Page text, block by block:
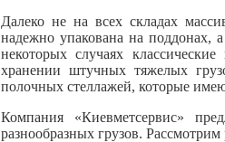
Далеко не на всех складах
надежно упакована на поддонах,
некоторых случаях
хранении штучных тяжелых
полочных стеллажей, которые
Компания «Киевметсервис»
разнообразных грузов.